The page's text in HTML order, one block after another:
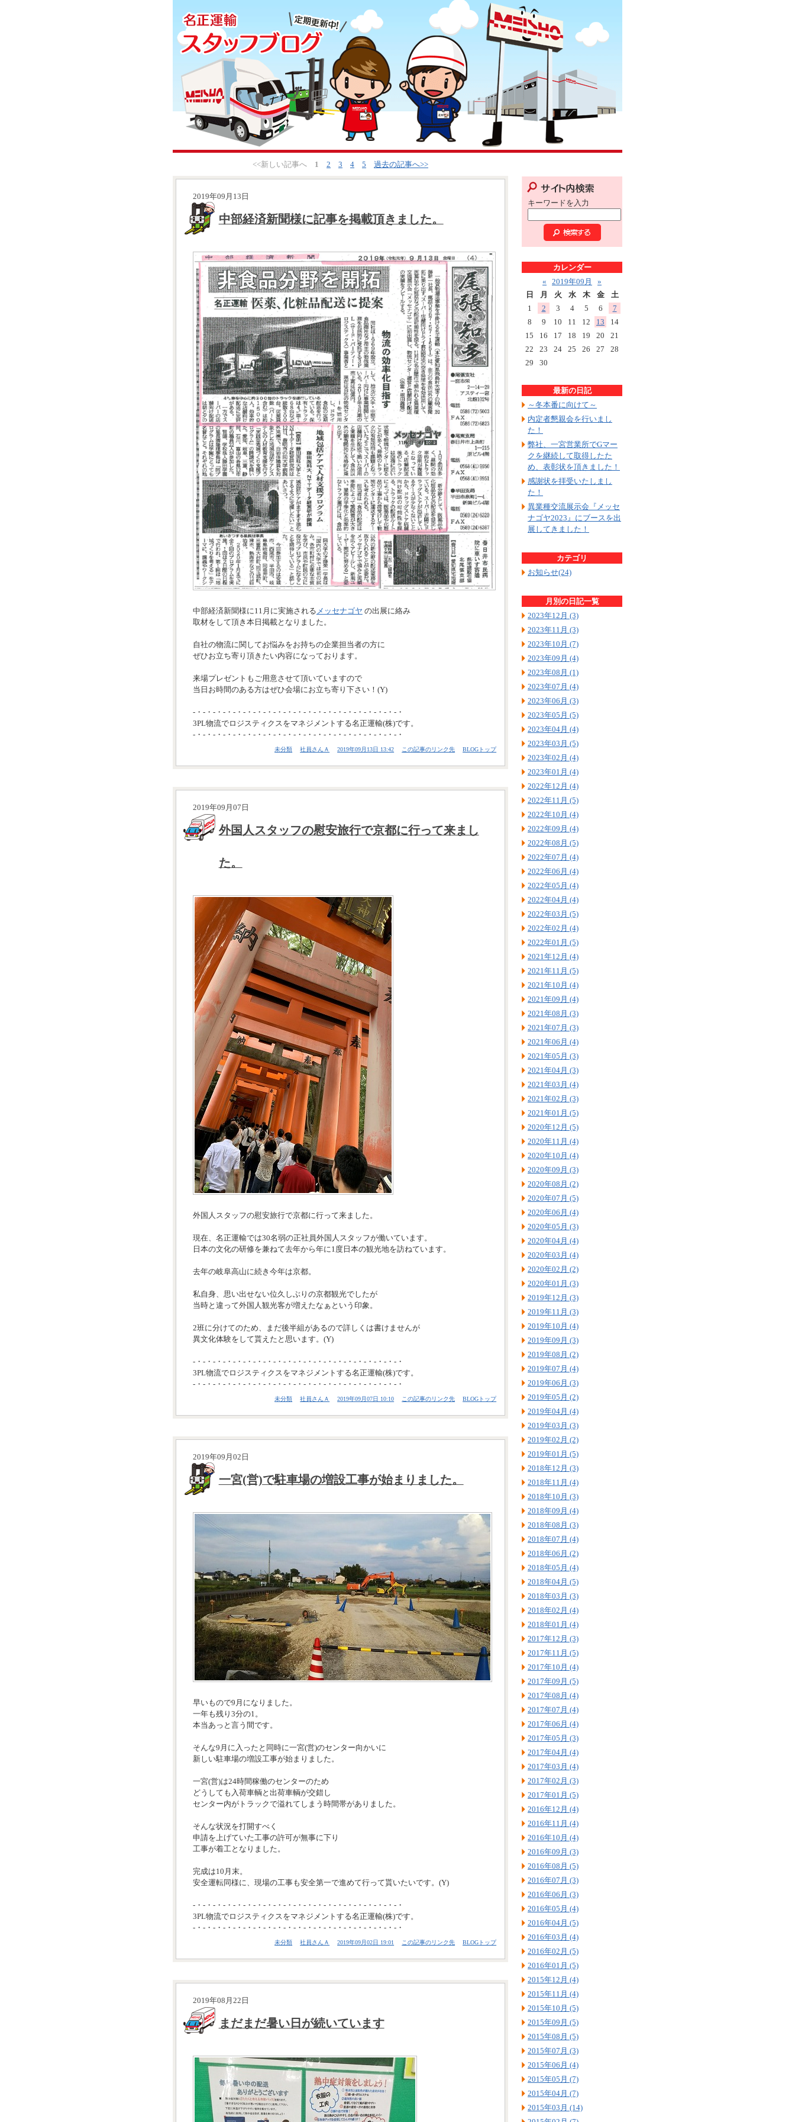
<<新しい記事へ 1 2 3 4 5 過去の記事へ>>
2019年09月13日
中部経済新聞様に記事を掲載頂きました。
中部経済新聞様に11月に実施される メッセナゴヤ の出展に絡み
取材をして頂き本日掲載となりました。
自社の物流に関してお悩みをお持ちの企業担当者の方に
ぜひお立ち寄り頂きたい内容になっております。
来場プレゼントもご用意させて頂いていますので
当日お時間のある方はぜひ会場にお立ち寄り下さい！(Y)
-・-・-・-・-・-・-・-・-・-・-・-・-・-・-・-・-・-・-・-・-・
3PL物流でロジスティクスをマネジメントする名正運輸(株)です。
-・-・-・-・-・-・-・-・-・-・-・-・-・-・-・-・-・-・-・-・-・
未分類 社員さんＡ 2019年09月13日 13:42 この記事のリンク先 BLOGトップ
2019年09月07日
外国人スタッフの慰安旅行で京都に行って来まし
た。
外国人スタッフの慰安旅行で京都に行って来ました。
現在、名正運輸では30名弱の正社員外国人スタッフが働いています。
日本の文化の研修を兼ねて去年から年に1度日本の観光地を訪ねています。
去年の岐阜高山に続き今年は京都。
私自身、思い出せない位久しぶりの京都観光でしたが
当時と違って外国人観光客が増えたなぁという印象。
2班に分けてのため、まだ後半組があるので詳しくは書けませんが
異文化体験をして貰えたと思います。(Y)
-・-・-・-・-・-・-・-・-・-・-・-・-・-・-・-・-・-・-・-・-・
3PL物流でロジスティクスをマネジメントする名正運輸(株)です。
-・-・-・-・-・-・-・-・-・-・-・-・-・-・-・-・-・-・-・-・-・
未分類 社員さんＡ 2019年09月07日 10:10 この記事のリンク先 BLOGトップ
2019年09月02日
一宮(営)で駐車場の増設工事が始まりました。
早いもので9月になりました。
一年も残り3分の1。
本当あっと言う間です。
そんな9月に入ったと同時に一宮(営)のセンター向かいに
新しい駐車場の増設工事が始まりました。
一宮(営)は24時間稼働のセンターのため
どうしても入荷車輌と出荷車輌が交錯し
センター内がトラックで溢れてしまう時間帯がありました。
そんな状況を打開すべく
申請を上げていた工事の許可が無事に下り
工事が着工となりました。
完成は10月末。
安全運転同様に、現場の工事も安全第一で進めて行って貰いたいです。(Y)
-・-・-・-・-・-・-・-・-・-・-・-・-・-・-・-・-・-・-・-・-・
3PL物流でロジスティクスをマネジメントする名正運輸(株)です。
-・-・-・-・-・-・-・-・-・-・-・-・-・-・-・-・-・-・-・-・-・
未分類 社員さんＡ 2019年09月02日 19:01 この記事のリンク先 BLOGトップ
2019年08月22日
まだまだ暑い日が続いています
キーワードを入力
カレンダー
«
2019年09月
»
日
月 火 水 木 金
土
1
2 3 4 5 6
7
8
9 10 11 12 13
14
15
16 17 18 19 20
21
22
23 24 25 26 27
28
29
30
最新の日記
～冬本番に向けて～
内定者懇親会を行いまし
た！
弊社、一宮営業所でGマー
クを継続して取得したた
め、表彰状を頂きました！
感謝状を拝受いたしまし
た！
異業種交流展示会『メッセ
ナゴヤ2023』にブースを出
展してきました！
カテゴリ
お知らせ(24)
月別の日記一覧
2023年12月 (3)
2023年11月 (3)
2023年10月 (7)
2023年09月 (4)
2023年08月 (1)
2023年07月 (4)
2023年06月 (3)
2023年05月 (5)
2023年04月 (4)
2023年03月 (5)
2023年02月 (4)
2023年01月 (4)
2022年12月 (4)
2022年11月 (5)
2022年10月 (4)
2022年09月 (4)
2022年08月 (5)
2022年07月 (4)
2022年06月 (4)
2022年05月 (4)
2022年04月 (4)
2022年03月 (5)
2022年02月 (4)
2022年01月 (5)
2021年12月 (4)
2021年11月 (5)
2021年10月 (4)
2021年09月 (4)
2021年08月 (3)
2021年07月 (3)
2021年06月 (4)
2021年05月 (3)
2021年04月 (3)
2021年03月 (4)
2021年02月 (3)
2021年01月 (5)
2020年12月 (5)
2020年11月 (4)
2020年10月 (4)
2020年09月 (3)
2020年08月 (2)
2020年07月 (5)
2020年06月 (4)
2020年05月 (3)
2020年04月 (4)
2020年03月 (4)
2020年02月 (2)
2020年01月 (3)
2019年12月 (3)
2019年11月 (3)
2019年10月 (4)
2019年09月 (3)
2019年08月 (2)
2019年07月 (4)
2019年06月 (3)
2019年05月 (2)
2019年04月 (4)
2019年03月 (3)
2019年02月 (2)
2019年01月 (5)
2018年12月 (3)
2018年11月 (4)
2018年10月 (3)
2018年09月 (4)
2018年08月 (3)
2018年07月 (4)
2018年06月 (2)
2018年05月 (4)
2018年04月 (5)
2018年03月 (3)
2018年02月 (4)
2018年01月 (4)
2017年12月 (3)
2017年11月 (5)
2017年10月 (4)
2017年09月 (5)
2017年08月 (4)
2017年07月 (4)
2017年06月 (4)
2017年05月 (3)
2017年04月 (4)
2017年03月 (4)
2017年02月 (3)
2017年01月 (5)
2016年12月 (4)
2016年11月 (4)
2016年10月 (4)
2016年09月 (3)
2016年08月 (5)
2016年07月 (3)
2016年06月 (3)
2016年05月 (4)
2016年04月 (5)
2016年03月 (4)
2016年02月 (5)
2016年01月 (5)
2015年12月 (4)
2015年11月 (4)
2015年10月 (5)
2015年09月 (5)
2015年08月 (5)
2015年07月 (3)
2015年06月 (4)
2015年05月 (7)
2015年04月 (7)
2015年03月 (14)